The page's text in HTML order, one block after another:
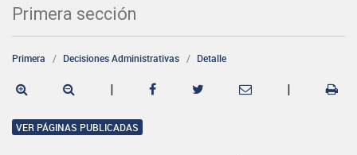
Primera sección
Primera Decisiones Administrativas Detalle
| |
VER PÁGINAS PUBLICADAS